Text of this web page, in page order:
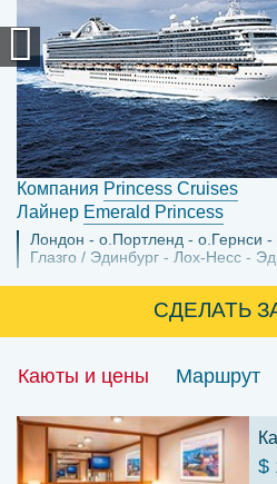
Компания Princess Cruises
Лайнер Emerald Princess
Лондон о.Портленд о.Гернси
Глазго / Эдинбург
Лох-Несс
СДЕЛАТЬ
Каюты и цены Маршрут
$